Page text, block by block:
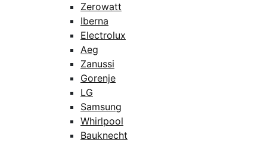
Zerowatt
Iberna
Electrolux
Aeg
Zanussi
Gorenje
LG
Samsung
Whirlpool
Bauknecht